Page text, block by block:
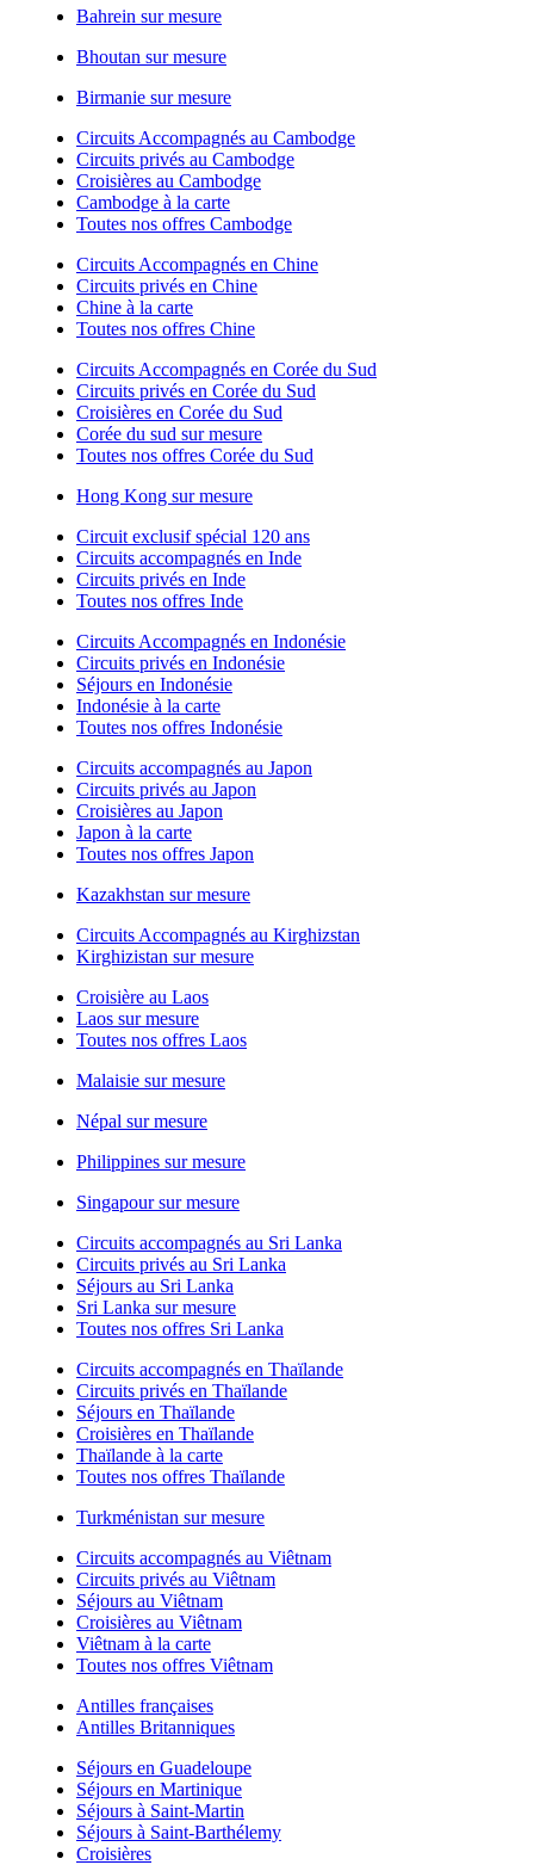
Bahrein sur mesure
Bhoutan sur mesure
Birmanie sur mesure
Circuits Accompagnés au Cambodge
Circuits privés au Cambodge
Croisières au Cambodge
Cambodge à la carte
Toutes nos offres Cambodge
Circuits Accompagnés en Chine
Circuits privés en Chine
Chine à la carte
Toutes nos offres Chine
Circuits Accompagnés en Corée du Sud
Circuits privés en Corée du Sud
Croisières en Corée du Sud
Corée du sud sur mesure
Toutes nos offres Corée du Sud
Hong Kong sur mesure
Circuit exclusif spécial 120 ans
Circuits accompagnés en Inde
Circuits privés en Inde
Toutes nos offres Inde
Circuits Accompagnés en Indonésie
Circuits privés en Indonésie
Séjours en Indonésie
Indonésie à la carte
Toutes nos offres Indonésie
Circuits accompagnés au Japon
Circuits privés au Japon
Croisières au Japon
Japon à la carte
Toutes nos offres Japon
Kazakhstan sur mesure
Circuits Accompagnés au Kirghizstan
Kirghizistan sur mesure
Croisière au Laos
Laos sur mesure
Toutes nos offres Laos
Malaisie sur mesure
Népal sur mesure
Philippines sur mesure
Singapour sur mesure
Circuits accompagnés au Sri Lanka
Circuits privés au Sri Lanka
Séjours au Sri Lanka
Sri Lanka sur mesure
Toutes nos offres Sri Lanka
Circuits accompagnés en Thaïlande
Circuits privés en Thaïlande
Séjours en Thaïlande
Croisières en Thaïlande
Thaïlande à la carte
Toutes nos offres Thaïlande
Turkménistan sur mesure
Circuits accompagnés au Viêtnam
Circuits privés au Viêtnam
Séjours au Viêtnam
Croisières au Viêtnam
Viêtnam à la carte
Toutes nos offres Viêtnam
Antilles françaises
Antilles Britanniques
Séjours en Guadeloupe
Séjours en Martinique
Séjours à Saint-Martin
Séjours à Saint-Barthélemy
Croisières